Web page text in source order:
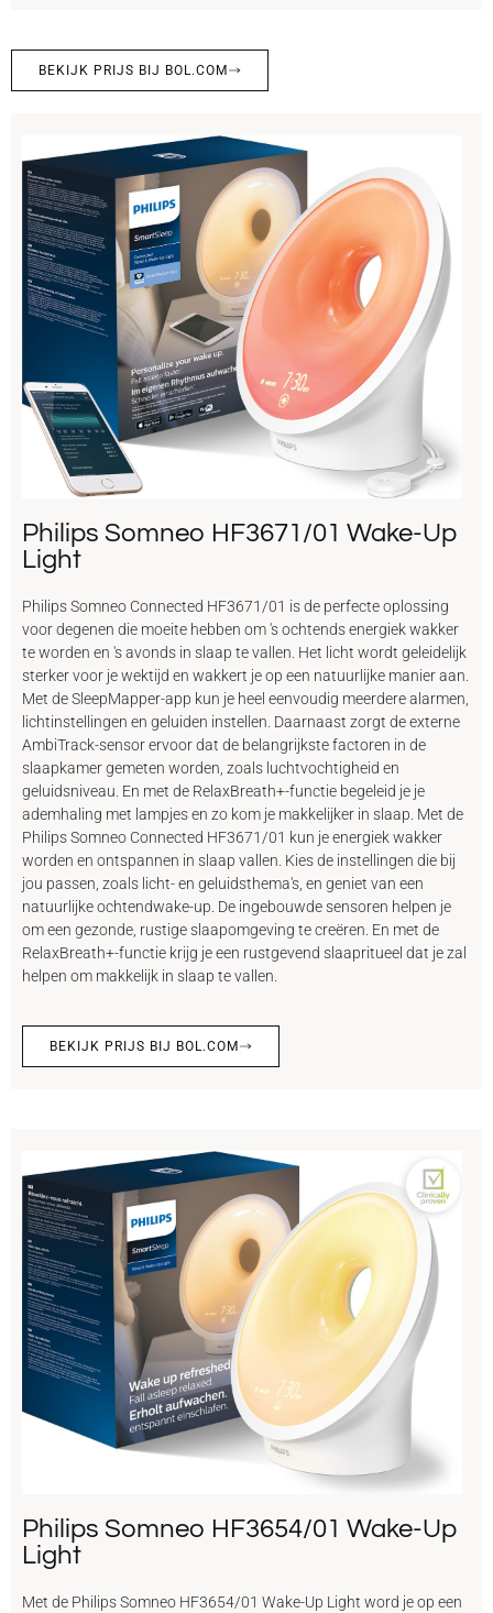
BEKIJK PRIJS BIJ BOL.COM
Philips Somneo HF3671/01 Wake-Up
Light
Philips Somneo Connected HF3671/01 is de perfecte oplossing
voor degenen die moeite hebben om 's ochtends energiek wakker
te worden en 's avonds in slaap te vallen. Het licht wordt geleidelijk
sterker voor je wektijd en wakkert je op een natuurlijke manier aan.
Met de SleepMapper-app kun je heel eenvoudig meerdere alarmen,
lichtinstellingen en geluiden instellen. Daarnaast zorgt de externe
AmbiTrack-sensor ervoor dat de belangrijkste factoren in de
slaapkamer gemeten worden, zoals luchtvochtigheid en
geluidsniveau. En met de RelaxBreath+-functie begeleid je je
ademhaling met lampjes en zo kom je makkelijker in slaap. Met de
Philips Somneo Connected HF3671/01 kun je energiek wakker
worden en ontspannen in slaap vallen. Kies de instellingen die bij
jou passen, zoals licht- en geluidsthema's, en geniet van een
natuurlijke ochtendwake-up. De ingebouwde sensoren helpen je
om een gezonde, rustige slaapomgeving te creëren. En met de
RelaxBreath+-functie krijg je een rustgevend slaapritueel dat je zal
helpen om makkelijk in slaap te vallen.
BEKIJK PRIJS BIJ BOL.COM
Philips Somneo HF3654/01 Wake-Up
Light
Met de Philips Somneo HF3654/01 Wake-Up Light word je op een